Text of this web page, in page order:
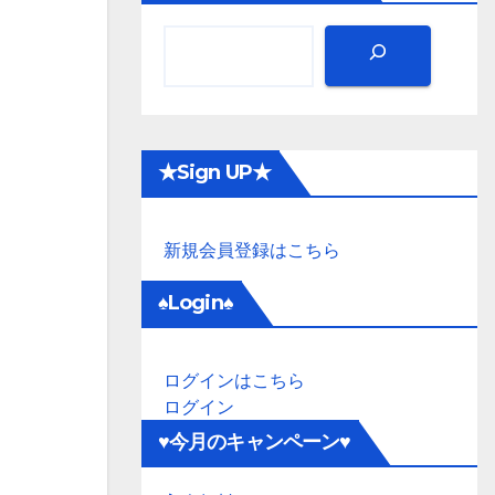
★Sign UP★
新規会員登録はこちら
♠Login♠
ログインはこちら
ログイン
♥今月のキャンペーン♥